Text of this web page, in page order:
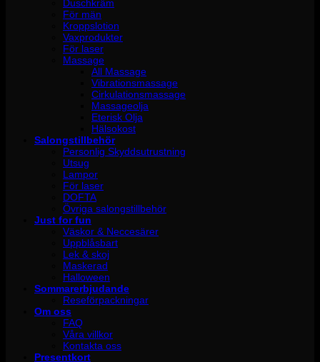
Duschkräm
För män
Kroppslotion
Vaxprodukter
För laser
Massage
All Massage
Vibrationsmassage
Cirkulationsmassage
Massageolja
Eterisk Olja
Hälsokost
Salongstillbehör
Personlig Skyddsutrustning
Utsug
Lampor
För laser
DOFTA
Övriga salongstillbehör
Just for fun
Väskor & Neccesärer
Uppblåsbart
Lek & skoj
Maskerad
Halloween
Sommarerbjudande
Reseförpackningar
Om oss
FAQ
Våra villkor
Kontakta oss
Presentkort